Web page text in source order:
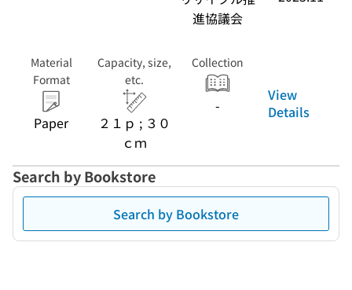
進協議会
Material
Format
Paper
Capacity, size,
etc.
２１ｐ ; ３０
ｃｍ
Collection
-
View
Details
Search by Bookstore
Search by Bookstore